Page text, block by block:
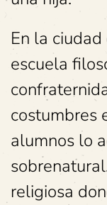
En la
escuela
costumbres
alumnos lo
religiosa